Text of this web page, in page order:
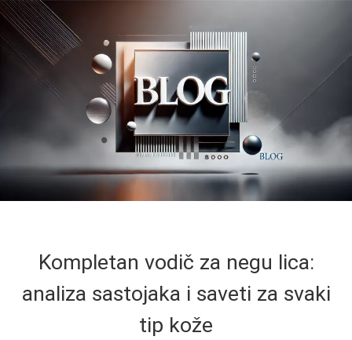
Kompletan vodič za negu lica:
analiza sastojaka i saveti za svaki
tip kože